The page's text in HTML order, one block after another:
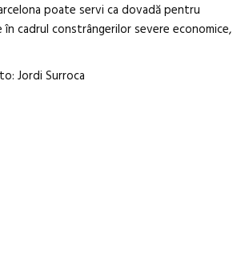
poate servi ca dovadă pentru
cadrul constrângerilor severe economice,
Jordi Surroca